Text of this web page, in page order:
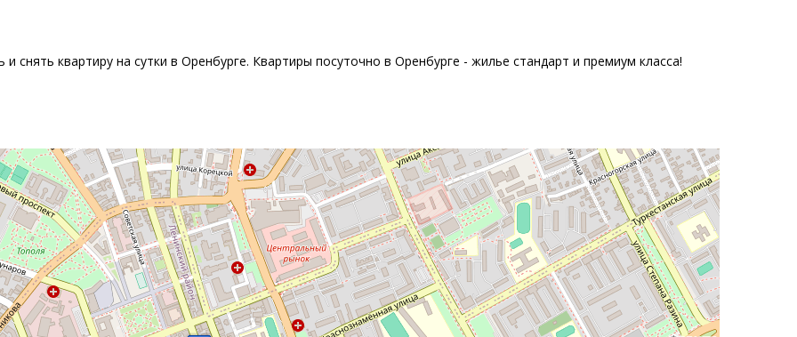
снять квартиру на сутки в Оренбурге. Квартиры посуточно в Оренбурге - жилье стандарт и премиум класса!